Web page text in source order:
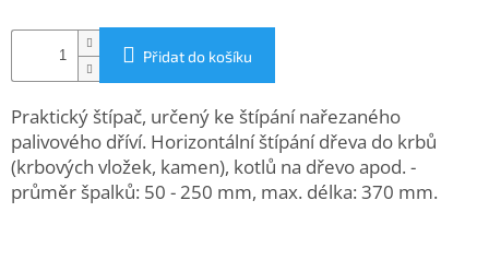
Gaming
Telefony
a
tablety
Cyklo
Přidat do košíku
Praktický štípač, určený ke štípání nařezaného
palivového dříví. Horizontální štípání dřeva do krbů
(krbových vložek, kamen), kotlů na dřevo apod. -
průměr špalků: 50 - 250 mm, max. délka: 370 mm.